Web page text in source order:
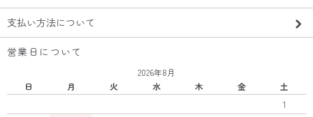
支払い方法について
営業日について
2026年8月
日
月 火 水 木 金
土
1